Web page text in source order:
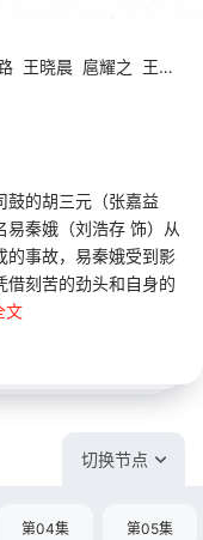
王晓晨 扈耀之 王海燕
鼓的胡三元（张嘉益
秦娥（刘浩存 饰）从
的事故，易秦娥受到影
借刻苦的劲头和自身的
文
切换节点
第04集 第05集